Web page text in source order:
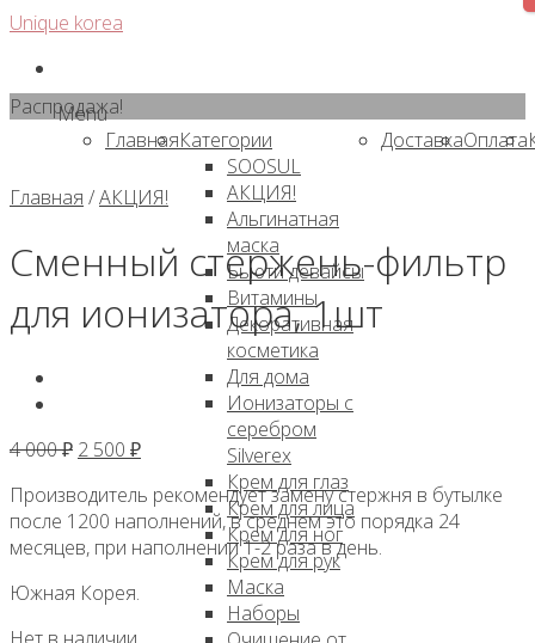
Skip
content
Unique korea
Menu
ГлавнаяКатегории
SOOSUL
АКЦИЯ!
Альгинатная
маска
Бьюти девайсы
Витамины
Декоративная
косметика
Для дома
Ионизаторы с
серебром
Silverex
Крем для глаз
Крем для лица
Крем для ног
Крем для рук
Маска
Наборы
ДоставкаОплата
Распродажа!
Главная /АКЦИЯ!
Сменный стержень-фильтр
для ионизатора, 1шт
4 000₽ Первоначальная
составляла
4
000 ₽.
2 500 ₽Текущая
2
500 ₽.
Производитель рекомендует замену стержня в бутылке
после 1200 наполнений, в среднем это порядка 24
месяцев, при наполнении 1-2 раза в день.
Южная Корея.